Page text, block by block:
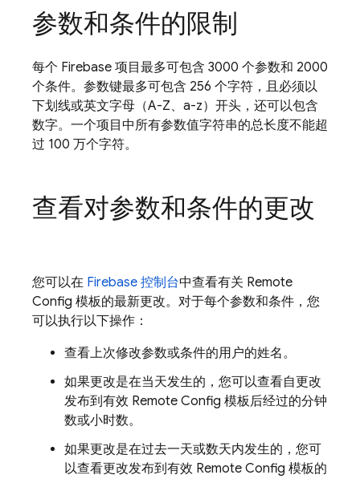
参数和条件的限制
每个 Firebase 项目最多可包含 3000 个参数和 2000
个条件。参数键最多可包含 256 个字符，且必须以
下划线或英文字母（A-Z、a-z）开头，还可以包含
数字。一个项目中所有参数值字符串的总长度不能超
过 100 万个字符。
查看对参数和条件的更改
您可以在 Firebase 控制台中查看有关 Remote
Config 模板的最新更改。对于每个参数和条件，您
可以执行以下操作：
查看上次修改参数或条件的用户的姓名。
如果更改是在当天发生的，您可以查看自更改
发布到有效 Remote Config 模板后经过的分钟
数或小时数。
如果更改是在过去一天或数天内发生的，您可
以查看更改发布到有效 Remote Config 模板的